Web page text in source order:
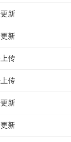
新
新
传
传
新
新